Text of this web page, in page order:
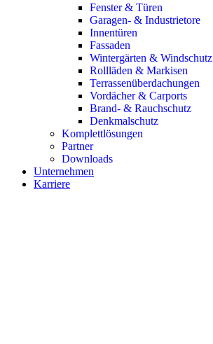
Fenster & Türen
Garagen- & Industrietore
Innentüren
Fassaden
Wintergärten & Windschutz
Rollläden & Markisen
Terrassenüberdachungen
Vordächer & Carports
Brand- & Rauchschutz
Denkmalschutz
Komplettlösungen
Partner
Downloads
Unternehmen
Karriere